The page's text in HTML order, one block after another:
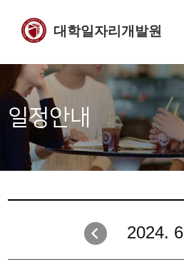
대학일자리개발원
일정안내
2024. 6